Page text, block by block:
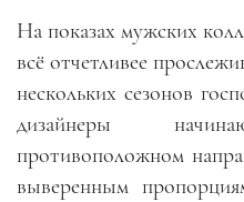
На показах мужских
всё отчетливее
нескольких сезонов
дизайнеры
противоположном
выверенным